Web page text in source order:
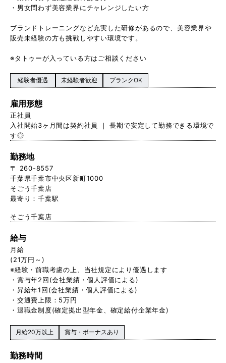
・男女問わず美容業界にチャレンジしたい方
ブランドトレーニングなど充実した研修があるので、美容業界や
販売未経験の方も挑戦しやすい環境です。
※タトゥーが入っている方はご相談ください
経験者優遇 未経験者歓迎 ブランクOK
雇用形態
正社員
入社開始3ヶ月間は契約社員 ｜ 長期で安定して勤務できる環境で
す◎
勤務地
〒 260-8557
千葉県千葉市中央区新町1000
そごう千葉店
最寄り：千葉駅
そごう千葉店
給与
月給
(21万円～)
※経験・前職考慮の上、当社規定により優遇します
・賞与年2回(会社業績・個人評価による)
・昇給年1回(会社業績・個人評価による)
・交通費上限：5万円
・退職金制度(確定拠出型年金、確定給付企業年金)
月給20万以上 賞与・ボーナスあり
勤務時間